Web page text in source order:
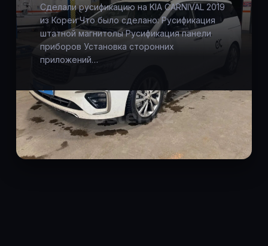
Сделали русификацию на KIA CARNIVAL 2019
из Кореи Что было сделано: Русификация
штатной магнитолы Русификация панели
приборов Установка сторонних
приложений…